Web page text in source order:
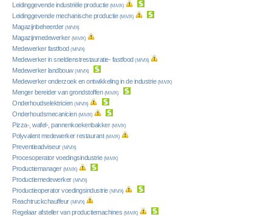
Leidinggevende industriële productie (M/V/X)
Leidinggevende mechanische productie (M/V/X)
Magazijnbeheerder (M/V/X)
Magazijnmedewerker (M/V/X)
Medewerker fastfood (M/V/X)
Medewerker in sneldienstrestauratie- fastfood (M/V/X)
Medewerker landbouw (M/V/X)
Medewerker onderzoek en ontwikkeling in de industrie (M/V/X)
Menger bereider van grondstoffen (M/V/X)
Onderhoudselektricien (M/V/X)
Onderhoudsmecanicien (M/V/X)
Pizza-, wafel-, pannenkoekenbakker (M/V/X)
Polyvalent medewerker restaurant (M/V/X)
Preventieadviseur (M/V/X)
Procesoperator voedingsindustrie (M/V/X)
Productiemanager (M/V/X)
Productiemedewerker (M/V/X)
Productieoperator voedingsindustrie (M/V/X)
Reachtruckchauffeur (M/V/X)
Regelaar afsteller van productiemachines (M/V/X)